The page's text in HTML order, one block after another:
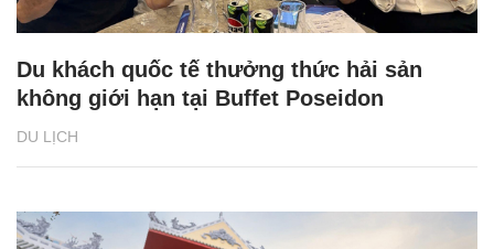
DU LỊCH
Du khách quốc tế thưởng thức hải sản
không giới hạn tại Buffet Poseidon